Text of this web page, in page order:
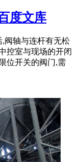
度文库
阀轴与连杆有无松
控室与现场的开闭
位开关的阀门,需